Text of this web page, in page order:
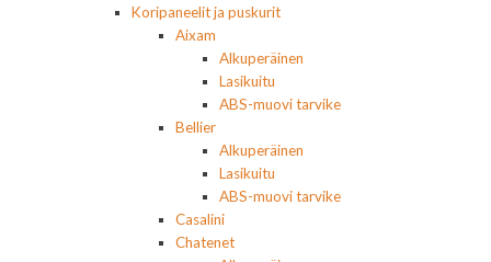
Koripaneelit ja puskurit
Aixam
Alkuperäinen
Lasikuitu
ABS-muovi tarvike
Bellier
Alkuperäinen
Lasikuitu
ABS-muovi tarvike
Casalini
Chatenet